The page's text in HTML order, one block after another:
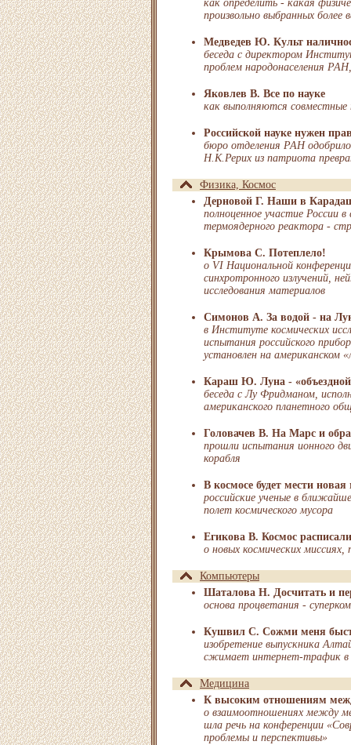
как определить - какая
произвольно выбранных
Медведев Ю. Культ
беседа с директором
проблем народонаселения
Яковлев В. Все по науке
как выполняются совместные
Российской науке нужен
бюро отделения РАН
Н.К.Рерих из патриота
Физика, Космос
Дерновой Г. Наши в
полноценное участие России
термоядерного реактора -
Крымова С. Потеплело!
о VI Национальной
синхротронного излучений,
исследования материалов
Симонов А. За водой - на
в Институте космических
испытания российского
установлен на американском
Караш Ю. Луна -
беседа с Лу Фридманом,
американского планетного
Головачев В. На Марс и
прошли испытания ионного
корабля
В космосе будет мести новая
российские ученые в
полет космического мусора
Егикова В. Космос
о новых космических миссиях,
Компьютеры
Шаталова Н. Досчитать и
основа процветания -
Кушвил С. Сожми меня
изобретение выпускника
сжимает интернет-трафик в
Медицина
К высоким отношениям
о взаимоотношениях между
шла речь на конференции
проблемы и перспективы»